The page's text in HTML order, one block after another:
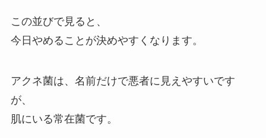
この並びで見ると、
今日やめることが決めやすくなります。
アクネ菌は、名前だけで悪者に見えやすいです
が、
肌にいる常在菌です。